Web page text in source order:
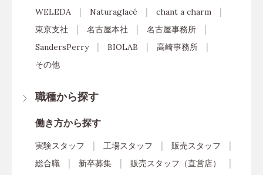
WELEDA
Naturaglacé
chant a charm
東京支社
名古屋本社
名古屋事務所
SandersPerry
BIOLAB
高崎事務所
その他
職種から探す
働き方から探す
実験スタッフ 工場スタッフ
販売スタッフ
総合職
新卒募集
販売スタッフ（直営店）